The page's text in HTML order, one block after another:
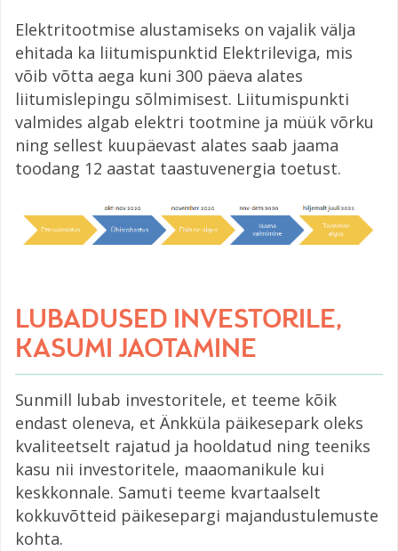
Elektritootmise alustamiseks on vajalik välja
ehitada ka liitumispunktid Elektrileviga, mis
võib võtta aega kuni 300 päeva alates
liitumislepingu sõlmimisest. Liitumispunkti
valmides algab elektri tootmine ja müük võrku
ning sellest kuupäevast alates saab jaama
toodang 12 aastat taastuvenergia toetust.
LUBADUSED INVESTORILE,
KASUMI JAOTAMINE
Sunmill lubab investoritele, et teeme kõik
endast oleneva, et Änkküla päikesepark oleks
kvaliteetselt rajatud ja hooldatud ning teeniks
kasu nii investoritele, maaomanikule kui
keskkonnale. Samuti teeme kvartaalselt
kokkuvõtteid päikesepargi majandustulemuste
kohta.